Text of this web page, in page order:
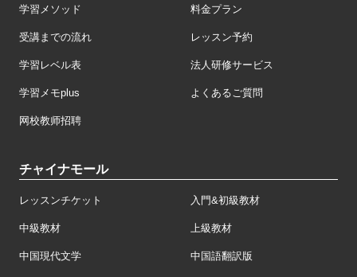
学習メソッド 料金プラン
受講までの流れ レッスン予約
学習レベル表 法人研修サービス
学習メモplus よくあるご質問
网校教师招聘
チャイナモール
レッスンチケット 入門&初級教材
中級教材 上級教材
中国現代文学 中国語翻訳版